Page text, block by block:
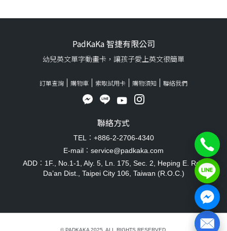
PadKaKa 智捷有限公司
幼兒英文單字動畫卡，讓孩子愛上英文很簡單
訂單查詢 購物車 索取試用卡 購物須知 聯絡我們
聯絡方式
TEL：+886-2-2706-4340
E-mail：service@padkaka.com
ADD：1F., No.1-1, Aly. 5, Ln. 175, Sec. 2, Heping E. Rd.,
Da’an Dist., Taipei City 106, Taiwan (R.O.C.)
© PADKAKA 2025. ALL RIGHTS RESERVED.